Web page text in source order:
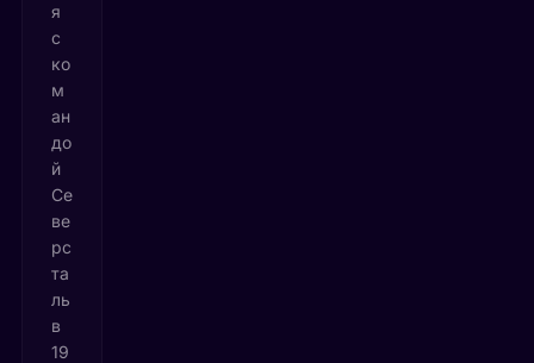
я
с
ко
м
ан
до
й
Се
ве
рс
та
ль
в
19